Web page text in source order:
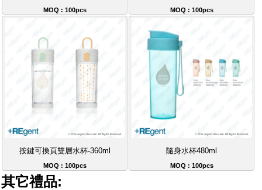
MOQ : 100pcs MOQ : 100pcs
按鍵可換頁雙層水杯-360ml
MOQ : 100pcs
隨身水杯480ml
MOQ : 100pcs
其它禮品: